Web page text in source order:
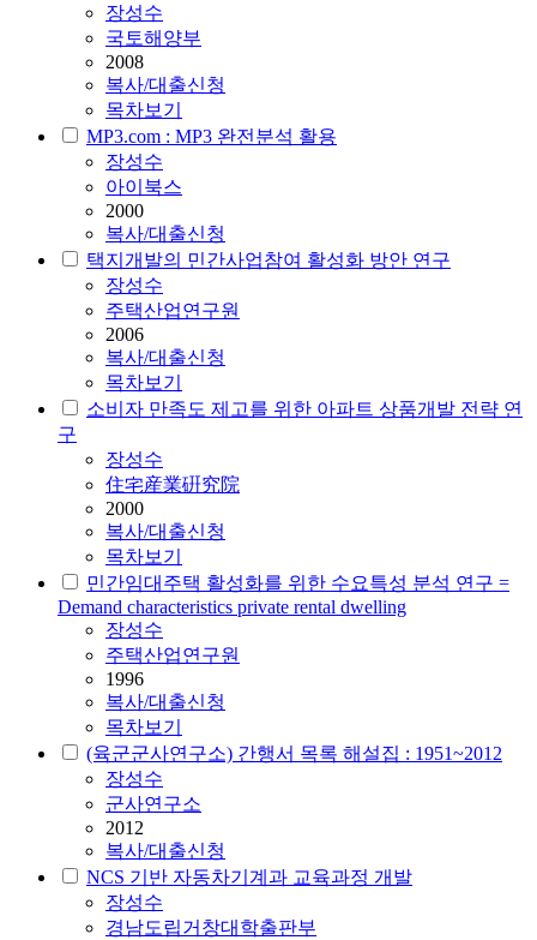
장성수
국토해양부
2008
복사/대출신청
목차보기
MP3.com : MP3 완전분석 활용
장성수
아이북스
2000
복사/대출신청
택지개발의 민간사업참여 활성화 방안 연구
장성수
주택산업연구원
2006
복사/대출신청
목차보기
소비자 만족도 제고를 위한 아파트 상품개발 전략 연
구
장성수
住宅産業硏究院
2000
복사/대출신청
목차보기
민간임대주택 활성화를 위한 수요특성 분석 연구 =
Demand characteristics private rental dwelling
장성수
주택산업연구원
1996
복사/대출신청
목차보기
(육군군사연구소) 간행서 목록 해설집 : 1951~2012
장성수
군사연구소
2012
복사/대출신청
NCS 기반 자동차기계과 교육과정 개발
장성수
경남도립거창대학출판부